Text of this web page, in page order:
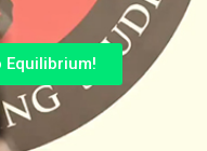
Equilibrium!